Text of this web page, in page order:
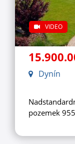
VIDEO
Dynín
pozemek